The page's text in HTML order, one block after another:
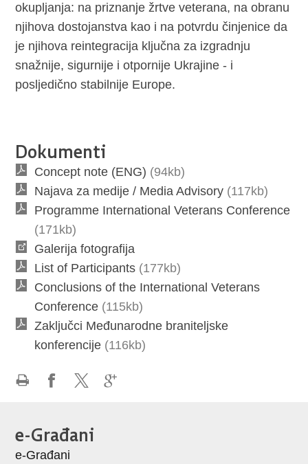
okupljanja: na priznanje žrtve veterana, na obranu
njihova dostojanstva kao i na potvrdu činjenice da
je njihova reintegracija ključna za izgradnju
snažnije, sigurnije i otpornije Ukrajine - i
posljedično stabilnije Europe.
Dokumenti
Concept note (ENG) (94kb)
Najava za medije / Media Advisory (117kb)
Programme International Veterans Conference
(171kb)
Galerija fotografija
List of Participants (177kb)
Conclusions of the International Veterans
Conference (115kb)
Zaključci Međunarodne braniteljske
konferencije (116kb)
Facebooku
X-
e-Građani
e-Građani